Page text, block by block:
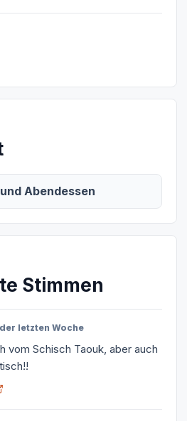
Abendessen
Stimmen
letzten Woche
vom Schisch Taouk, aber auch